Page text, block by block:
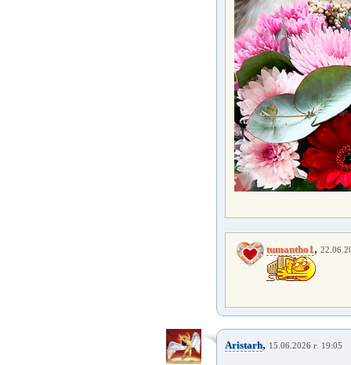
tumantho1,
Aristarh, 15.06.2026 г. 19:05